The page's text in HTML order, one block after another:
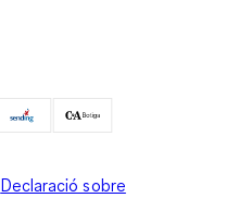
Declaració sobre